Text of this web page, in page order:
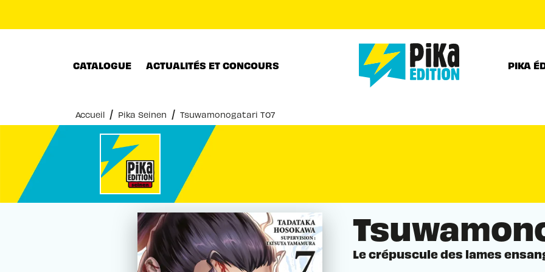
CATALOGUE ACTUALITÉS ET CONCOURS PIKA
Accueil / Pika Seinen / Tsuwamonogatari T07
Le crépuscule des lames